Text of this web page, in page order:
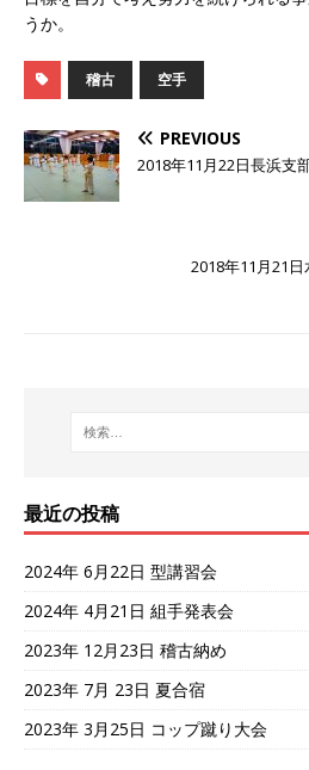
うか。
稽古 空手
PREVIOUS
2018年11月22日長浜支
2018年11月21
最近の投稿
2024年 6月22日 型講習会
2024年 4月21日 組手発表会
2023年 12月23日 稽古納め
2023年 7月 23日 夏合宿
2023年 3月25日 コップ蹴り大会